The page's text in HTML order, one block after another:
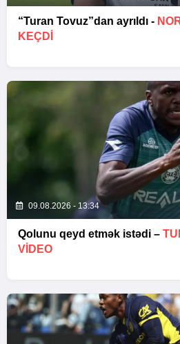
“Turan Tovuz”dan ayrıldı -
KEÇDİ
09.08.2026 - 13:34
Qolunu qeyd etmək istədi –
VİDEO